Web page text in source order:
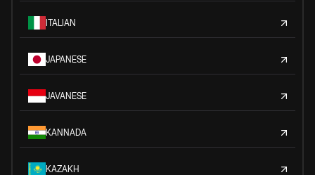
ITALIAN
JAPANESE
JAVANESE
KANNADA
KAZAKH